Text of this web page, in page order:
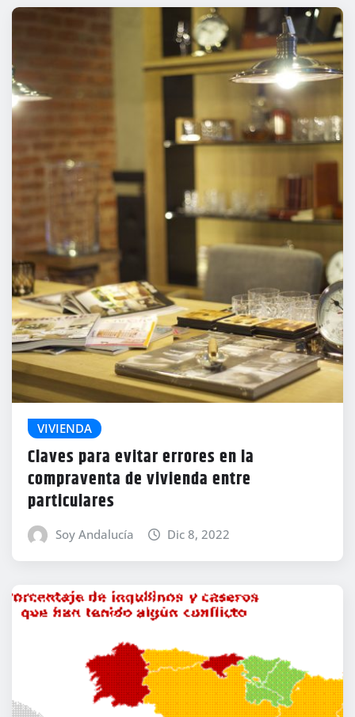
VIVIENDA
Claves para evitar errores en la
compraventa de vivienda entre
particulares
Soy Andalucía Dic 8, 2022